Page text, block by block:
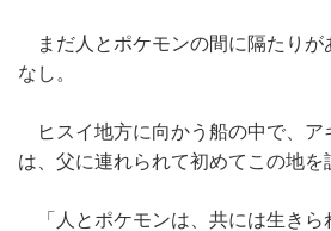
まだ人とポケモンの間に隔たりが
なし。
ヒスイ地方に向かう船の中で、ア
は、父に連れられて初めてこの地を
「人とポケモンは、共には生きら